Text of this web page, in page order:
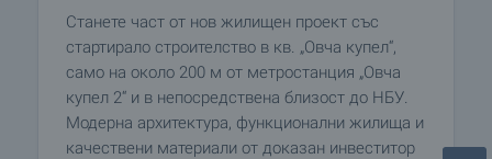
Станете част от нов жилищен проект със
стартирало строителство в кв. „Овча купел“,
само на около 200 м от метростанция „Овча
купел 2“ и в непосредствена близост до НБУ.
Модерна архитектура, функционални жилища и
качествени материали от доказан инвеститор